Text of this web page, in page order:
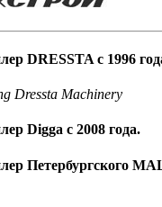
DRESSTA с 1996
Dressta Machinery
Digga с 2008 года.
Петербургского